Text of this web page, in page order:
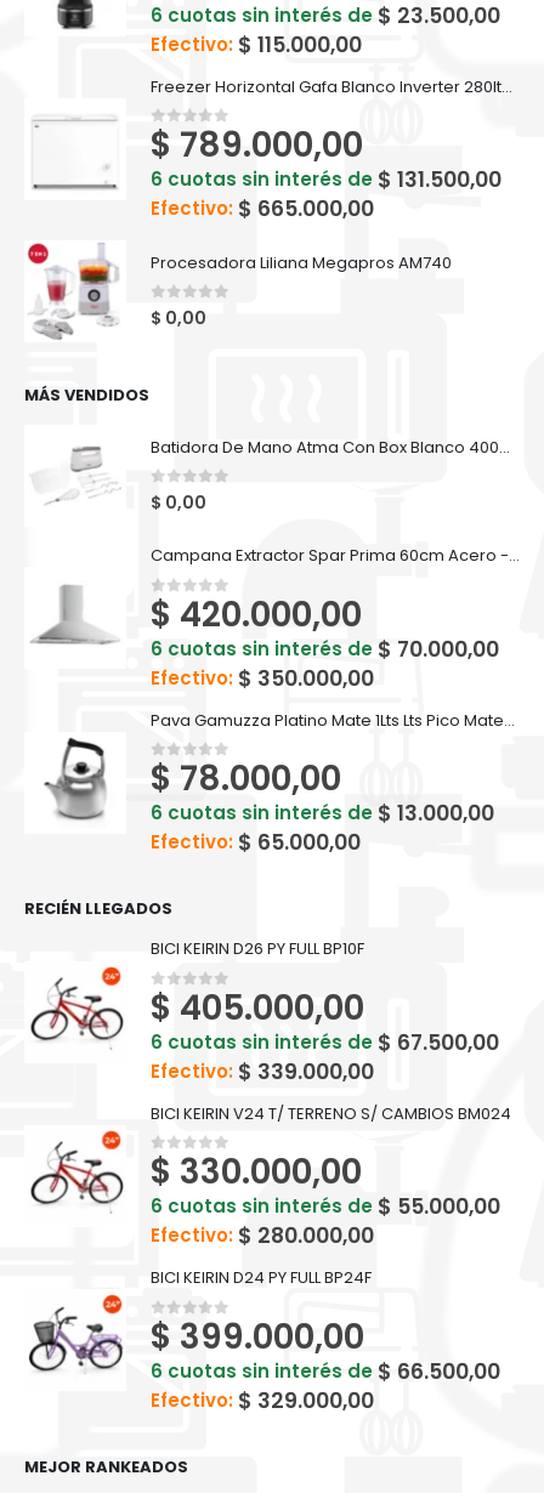
6 cuotas sin interés de $ 23.500,00
Efectivo: $ 115.000,00
Freezer Horizontal Gafa Blanco Inverter 280lts FGHI300B-L
0out of 5
$ 789.000,00
6 cuotas sin interés de $ 131.500,00
Efectivo: $ 665.000,00
Procesadora Liliana Megapros AM740
0 out of 5
$ 0,00
MÁS VENDIDOS
Batidora De Mano Atma Con Box Blanco 400W - BM8739AP
0 out of 5
$ 0,00
Campana Extractor Spar Prima 60cm Acero - 60 AC 5941-402
0out of 5
$ 420.000,00
6 cuotas sin interés de $ 70.000,00
Efectivo: $ 350.000,00
Pava Gamuzza Platino Mate 1Lts Lts Pico Matero - 8200
0out of 5
$ 78.000,00
6 cuotas sin interés de $ 13.000,00
Efectivo: $ 65.000,00
RECIÉN LLEGADOS
BICI KEIRIN D26 PY FULL BP10F
0out of 5
$ 405.000,00
6 cuotas sin interés de $ 67.500,00
Efectivo: $ 339.000,00
BICI KEIRIN V24 T/ TERRENO S/ CAMBIOS BM024
0out of 5
$ 330.000,00
6 cuotas sin interés de $ 55.000,00
Efectivo: $ 280.000,00
BICI KEIRIN D24 PY FULL BP24F
0out of 5
$ 399.000,00
6 cuotas sin interés de $ 66.500,00
Efectivo: $ 329.000,00
MEJOR RANKEADOS